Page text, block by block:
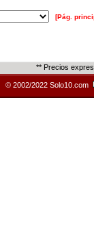
[Pág.
** Precios
© 2002/2022 Solo10.com